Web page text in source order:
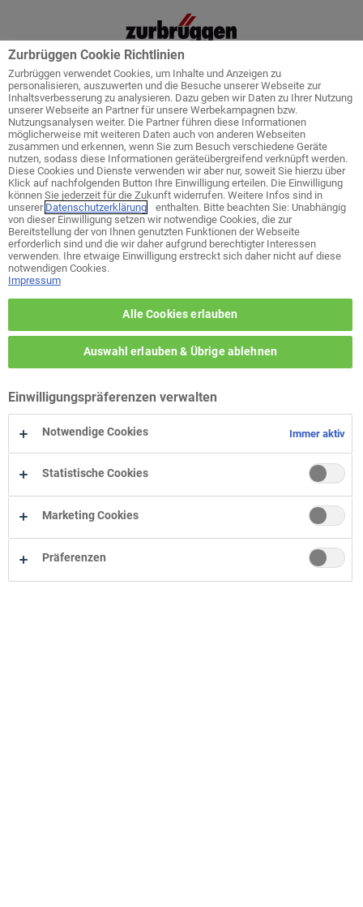
Startseite Service Küchenplanung
Welches ist ihr bevorzugtes Wohn-
Zentrum?
zurück zur Themen-Auswahl
Wohn-Zentrum Unna
Wohn-Zentrum Delmenhorst
Wohn-Zentrum Bielefeld
Wohn-Zentrum Oelde
Wohn-Zentrum Herne
Zurbrüggen Cookie Richtlinien
Zurbrüggen verwendet Cookies, um Inhalte und Anzeigen zu
personalisieren, auszuwerten und die Besuche unserer Webseite zur
Inhaltsverbesserung zu analysieren. Dazu geben wir Daten zu Ihrer Nutzung
unserer Webseite an Partner für unsere Werbekampagnen bzw.
Nutzungsanalysen weiter. Die Partner führen diese Informationen
möglicherweise mit weiteren Daten auch von anderen Webseiten
zusammen und erkennen, wenn Sie zum Besuch verschiedene Geräte
nutzen, sodass diese Informationen geräteübergreifend verknüpft werden.
Diese Cookies und Dienste verwenden wir aber nur, soweit Sie hierzu über
Klick auf nachfolgenden Button Ihre Einwilligung erteilen. Die Einwilligung
können Sie jederzeit für die Zukunft widerrufen. Weitere Infos sind in
unserer Datenschutzerklärung
enthalten. Bitte beachten Sie: Unabhängig
von dieser Einwilligung setzen wir notwendige Cookies, die zur
Bereitstellung der von Ihnen genutzten Funktionen der Webseite
erforderlich sind und die wir daher aufgrund berechtigter Interessen
verwenden. Ihre etwaige Einwilligung erstreckt sich daher nicht auf diese
notwendigen Cookies.
Impressum
Alle Cookies erlauben
Auswahl erlauben & Übrige ablehnen
Einwilligungspräferenzen verwalten
Notwendige Cookies Immer aktiv
Statistische Cookies
Marketing Cookies
Präferenzen